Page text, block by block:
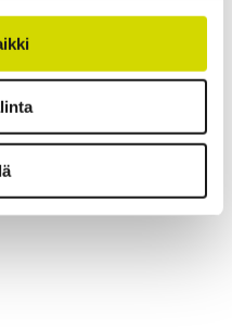
ja kerromme lisää